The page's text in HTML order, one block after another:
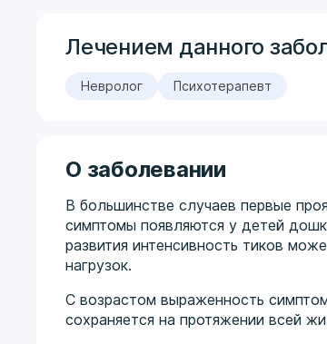
Лечением данного
Невролог Психотерапевт
О заболевании
В большинстве случаев первые
симптомы появляются у детей
развития интенсивность тиков
нагрузок.
С возрастом выраженность
сохраняется на протяжении всей